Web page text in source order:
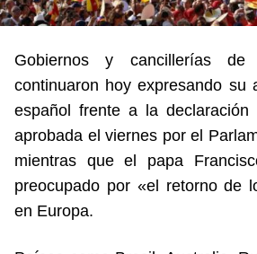
Gobiernos y cancillerías
continuaron hoy expresando su
español frente a la declaración
aprobada el viernes por el
mientras que el papa
preocupado por «el retorno de
en Europa.